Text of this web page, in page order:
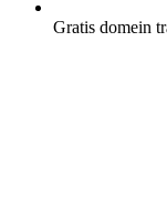
Gratis domein